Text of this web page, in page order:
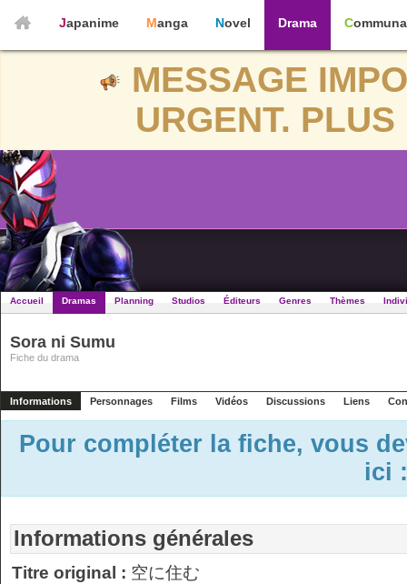
Japanime Manga Novel Drama
MESSAGE
URGENT.
Accueil Dramas Planning Studios Éditeurs Genres Thèmes
Sora ni Sumu
Fiche du drama
Informations Personnages Films Vidéos Discussions Liens
Pour compléter la fiche, vous
ici
Informations générales
Titre original : 空に住む